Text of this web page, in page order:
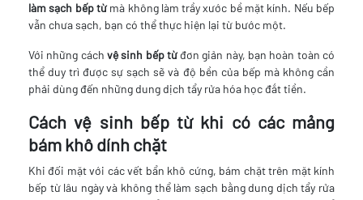
làm sạch bếp từmà không làm trầy xước bề mặt kính. Nếu bếp
vẫn chưa sạch, bạn có thể thực hiện lại từ bước một.
Với những cách vệ sinh bếp từđơn giản này, bạn hoàn toàn có
thể duy trì được sự sạch sẽ và độ bền của bếp mà không cần
phải dùng đến những dung dịch tẩy rửa hóa học đắt tiền.
Cách vệ sinh bếp từ khi có các mảng
bám khô dính chặt
Khi đối mặt với các vết bẩn khô cứng, bám chặt trên mặt kính
bếp từ lâu ngày và không thể làm sạch bằng dung dịch tẩy rửa